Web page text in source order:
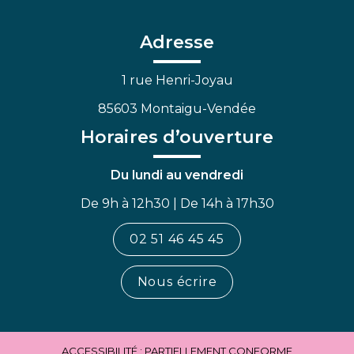
Facebook
Adresse
1 rue Henri-Joyau
85603 Montaigu-Vendée
Horaires d’ouverture
Du lundi au vendredi
De 9h à 12h30 | De 14h à 17h30
02 51 46 45 45
Nous écrire
ACCESSIBILITÉ : PARTIELLEMENT CONFORME